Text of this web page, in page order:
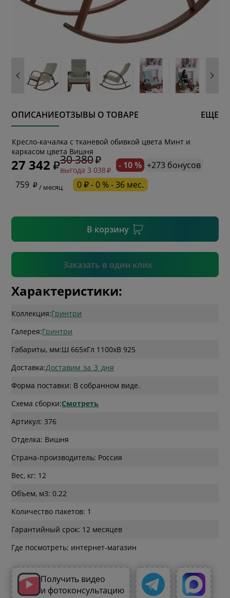
ОПИСАНИЕОТЗЫВЫ О ТОВАРЕ ЕЩЕ
Кресло-качалка с тканевой обивкой цвета Минт и
каркасом цвета Вишня
27 342 30 380
выгода 3 038 - 10 % +273 бонусов
759
/ месяц 0 ₽ - 0 % - 36 мес.
В корзину
Заказать в один клик
* необязательное поле
Подтвердить
Характеристики:
Коллекция:Гринтри
Галерея:Гринтри
Габариты, мм:Ш 665xГл 1100xВ 925
Доставка:Доставим_за_3_дня
Форма поставки: В собранном виде.
Схема сборки:Смотреть
Артикул: 376
Отделка: Вишня
Страна-производитель: Россия
Вес, кг: 12
Объем, м3: 0.22
Количество пакетов: 1
Гарантийный срок: 12 месяцев
Где посмотреть: интернет-магазин
Получить видео
и фотоконсультацию